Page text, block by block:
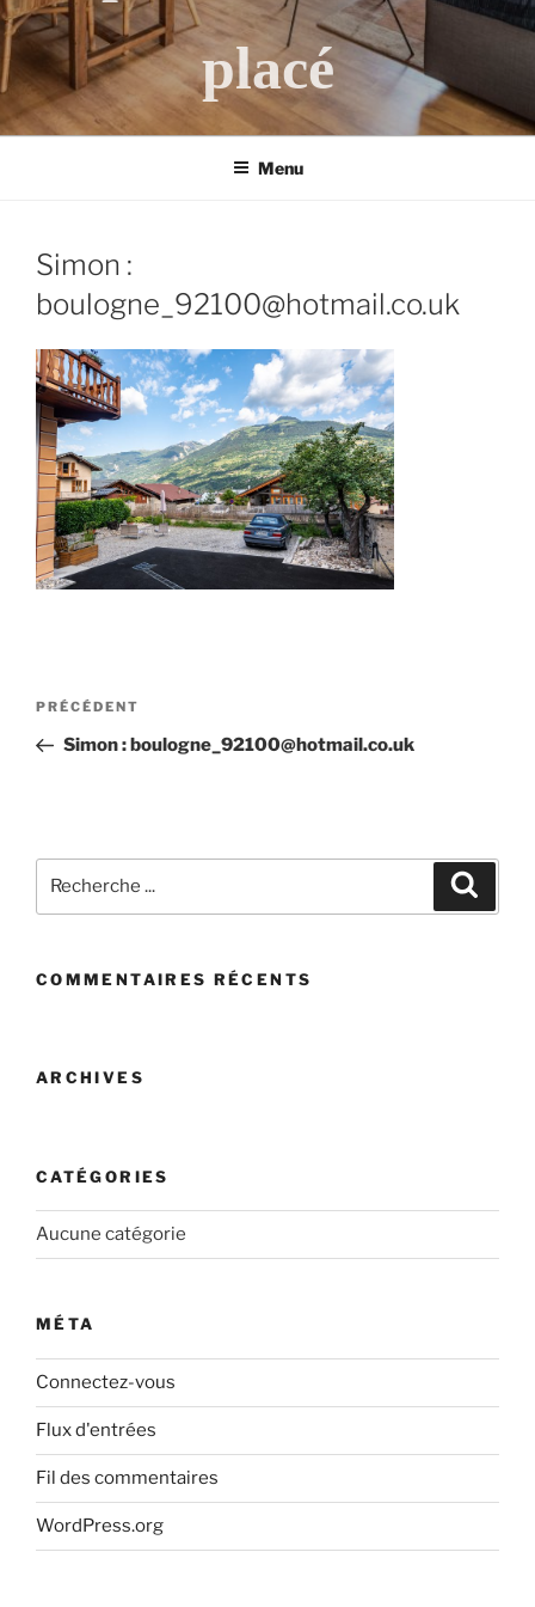
placé
Menu
Simon :
boulogne_92100@hotmail.co.uk
Post
Article
précédent
PRÉCÉDENT
Simon : boulogne_92100@hotmail.co.uk
COMMENTAIRES RÉCENTS
ARCHIVES
CATÉGORIES
Aucune catégorie
MÉTA
Connectez-vous
Flux d'entrées
Fil des commentaires
WordPress.org